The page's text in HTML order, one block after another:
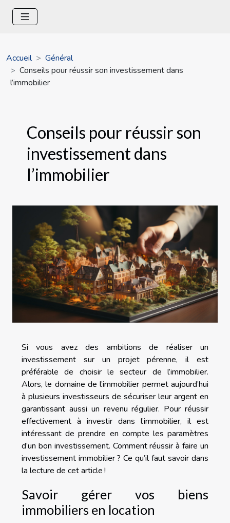
Accueil
Général
Conseils pour réussir son investissement dans
l’immobilier
Conseils pour réussir son
investissement dans
l’immobilier
Si vous avez des ambitions de réaliser un
investissement sur un projet pérenne, il est
préférable de choisir le secteur de l’immobilier.
Alors, le domaine de l’immobilier permet aujourd’hui
à plusieurs investisseurs de sécuriser leur argent en
garantissant aussi un revenu régulier. Pour réussir
effectivement à investir dans l’immobilier, il est
intéressant de prendre en compte les paramètres
d’un bon investissement. Comment réussir à faire un
investissement immobilier ? Ce qu’il faut savoir dans
la lecture de cet article !
Savoir gérer vos biens
immobiliers en location